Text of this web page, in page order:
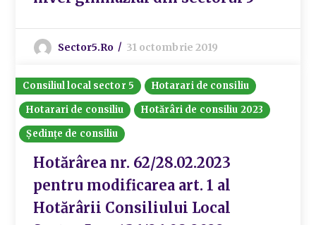
Sector5.ro 31 octombrie 2019
Consiliul local sector 5
Hotarari de consiliu
Hotarari de consiliu
Hotărâri de consiliu 2023
Ședințe de consiliu
Hotărârea nr. 62/28.02.2023
pentru modificarea art. 1 al
Hotărârii Consiliului Local